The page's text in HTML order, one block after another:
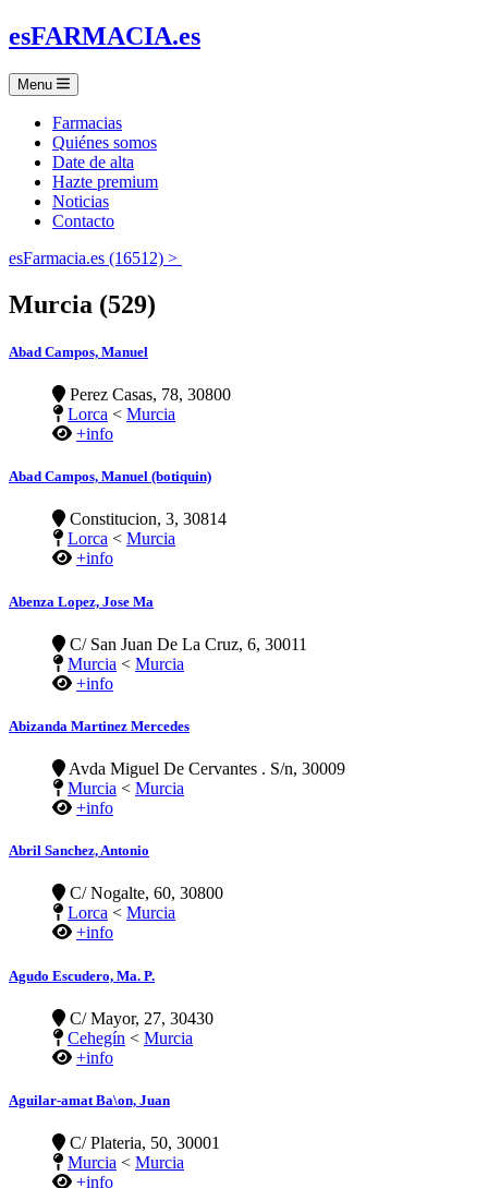
esFARMACIA.es
Menu
Farmacias
Quiénes somos
Date de alta
Hazte premium
Noticias
Contacto
esFarmacia.es (16512) >
Murcia (529)
Abad Campos, Manuel
Perez Casas, 78, 30800
Lorca < Murcia
+info
Abad Campos, Manuel (botiquin)
Constitucion, 3, 30814
Lorca < Murcia
+info
Abenza Lopez, Jose Ma
C/ San Juan De La Cruz, 6, 30011
Murcia < Murcia
+info
Abizanda Martinez Mercedes
Avda Miguel De Cervantes . S/n, 30009
Murcia < Murcia
+info
Abril Sanchez, Antonio
C/ Nogalte, 60, 30800
Lorca < Murcia
+info
Agudo Escudero, Ma. P.
C/ Mayor, 27, 30430
Cehegín < Murcia
+info
Aguilar-amat Ba\on, Juan
C/ Plateria, 50, 30001
Murcia < Murcia
+info